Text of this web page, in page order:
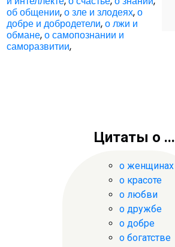
об общении,о зле и злодеях,о
добре и добродетели,о лжи и
обмане,о самопознании и
саморазвитии,
Цитаты о ...
о женщинах
о красоте
о любви
о дружбе
о добре
о богатстве